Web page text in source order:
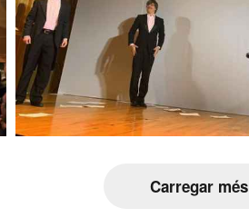
Carregar més